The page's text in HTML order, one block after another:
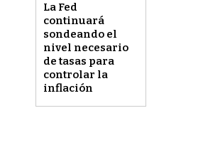
La Fed
continuará
sondeando el
nivel necesario
de tasas para
controlar la
inflación